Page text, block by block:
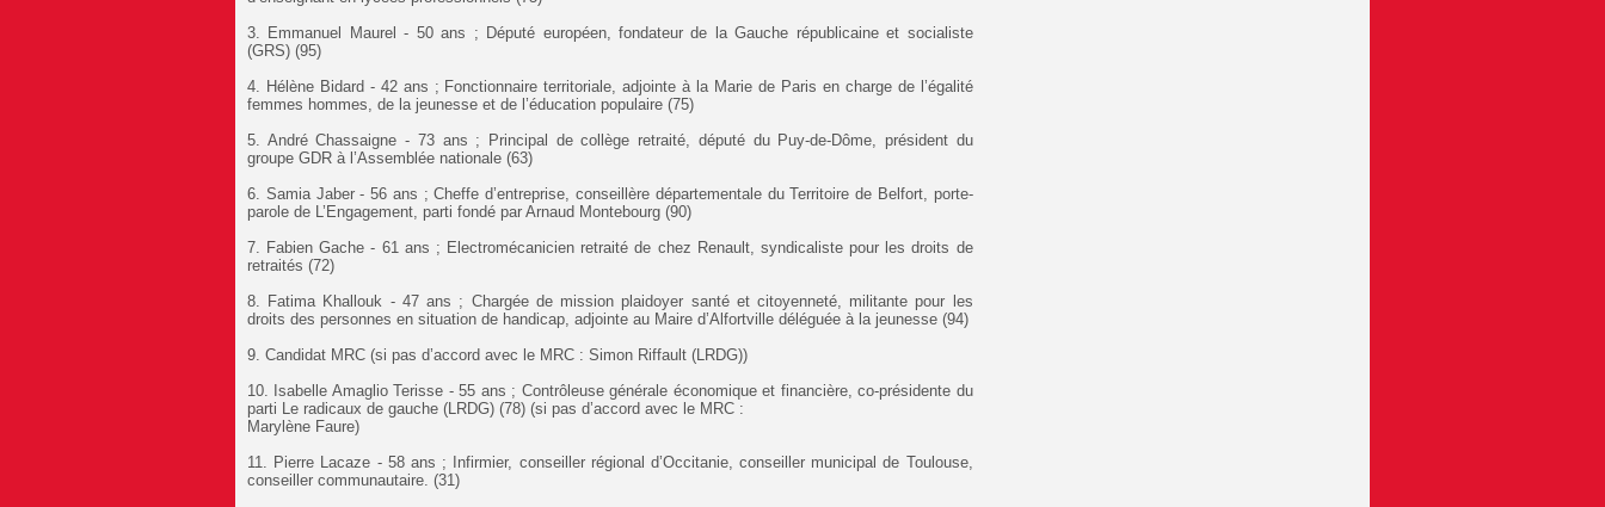
3. Emmanuel Maurel - 50 ans ; Député européen, fondateur de la Gauche républicaine et socialiste
(GRS) (95)
4. Hélène Bidard - 42 ans ; Fonctionnaire territoriale, adjointe à la Marie de Paris en charge de l’égalité
femmes hommes, de la jeunesse et de l’éducation populaire (75)
5. André Chassaigne - 73 ans ; Principal de collège retraité, député du Puy-de-Dôme, président du
groupe GDR à l’Assemblée nationale (63)
6. Samia Jaber - 56 ans ; Cheffe d’entreprise, conseillère départementale du Territoire de Belfort, porte-
parole de L’Engagement, parti fondé par Arnaud Montebourg (90)
7. Fabien Gache - 61 ans ; Electromécanicien retraité de chez Renault, syndicaliste pour les droits de
retraités (72)
8. Fatima Khallouk - 47 ans ; Chargée de mission plaidoyer santé et citoyenneté, militante pour les
droits des personnes en situation de handicap, adjointe au Maire d’Alfortville déléguée à la jeunesse (94)
9. Candidat MRC (si pas d’accord avec le MRC : Simon Riffault (LRDG))
10. Isabelle Amaglio Terisse - 55 ans ; Contrôleuse générale économique et financière, co-présidente du
parti Le radicaux de gauche (LRDG) (78) (si pas d’accord avec le MRC :
Marylène Faure)
11. Pierre Lacaze - 58 ans ; Infirmier, conseiller régional d’Occitanie, conseiller municipal de Toulouse,
conseiller communautaire. (31)